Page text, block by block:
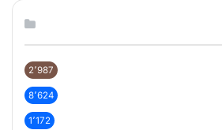
2٬987
8٬624
1٬172